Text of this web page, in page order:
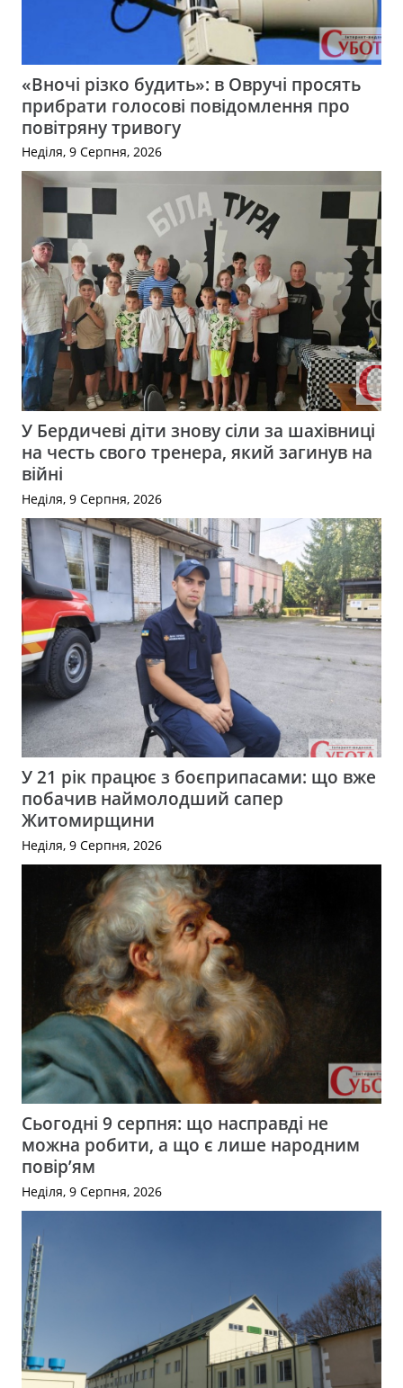
«Вночі різко будить»: в Овручі просять
прибрати голосові повідомлення про
повітряну тривогу
Неділя, 9 Серпня, 2026
У Бердичеві діти знову сіли за шахівниці
на честь свого тренера, який загинув на
війні
Неділя, 9 Серпня, 2026
У 21 рік працює з боєприпасами: що вже
побачив наймолодший сапер
Житомирщини
Неділя, 9 Серпня, 2026
Сьогодні 9 серпня: що насправді не
можна робити, а що є лише народним
повір’ям
Неділя, 9 Серпня, 2026